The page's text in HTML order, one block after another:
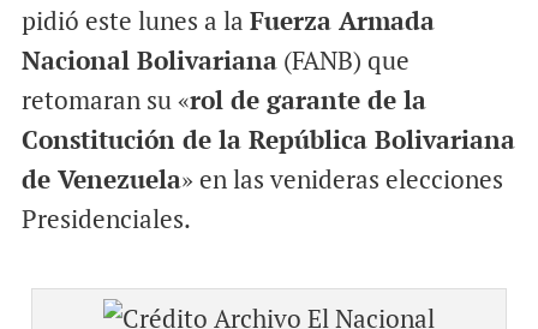
k
p
pidió este lunes a la Fuerza Armada
Nacional Bolivariana(FANB) que
retomaran su «rol de garante de la
Constitución de la República Bolivariana
de Venezuela» en las venideras elecciones
Presidenciales.